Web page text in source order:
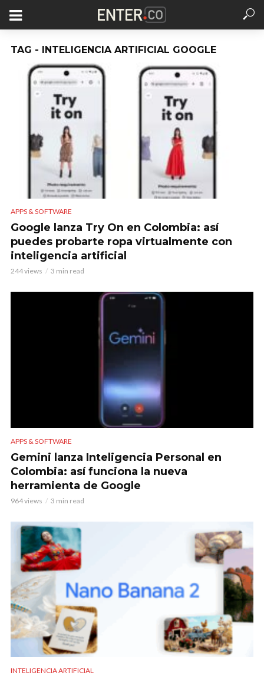
TAG - INTELIGENCIA ARTIFICIAL GOOGLE
APPS & SOFTWARE
Google lanza Try On en Colombia: así
puedes probarte ropa virtualmente con
inteligencia artificial
244 views 3 min read
APPS & SOFTWARE
Gemini lanza Inteligencia Personal en
Colombia: así funciona la nueva
herramienta de Google
964 views 3 min read
INTELIGENCIA ARTIFICIAL